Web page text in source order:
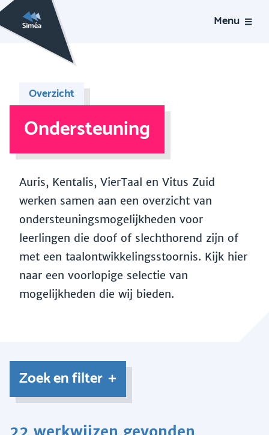
Menu
Overzicht
Ondersteuning
Auris, Kentalis, VierTaal en Vitus Zuid
werken samen aan een overzicht van
ondersteuningsmogelijkheden voor
leerlingen die doof of slechthorend zijn of
met een taalontwikkelingsstoornis. Kijk hier
naar een voorlopige selectie van
mogelijkheden die wij bieden.
Zoek en filter